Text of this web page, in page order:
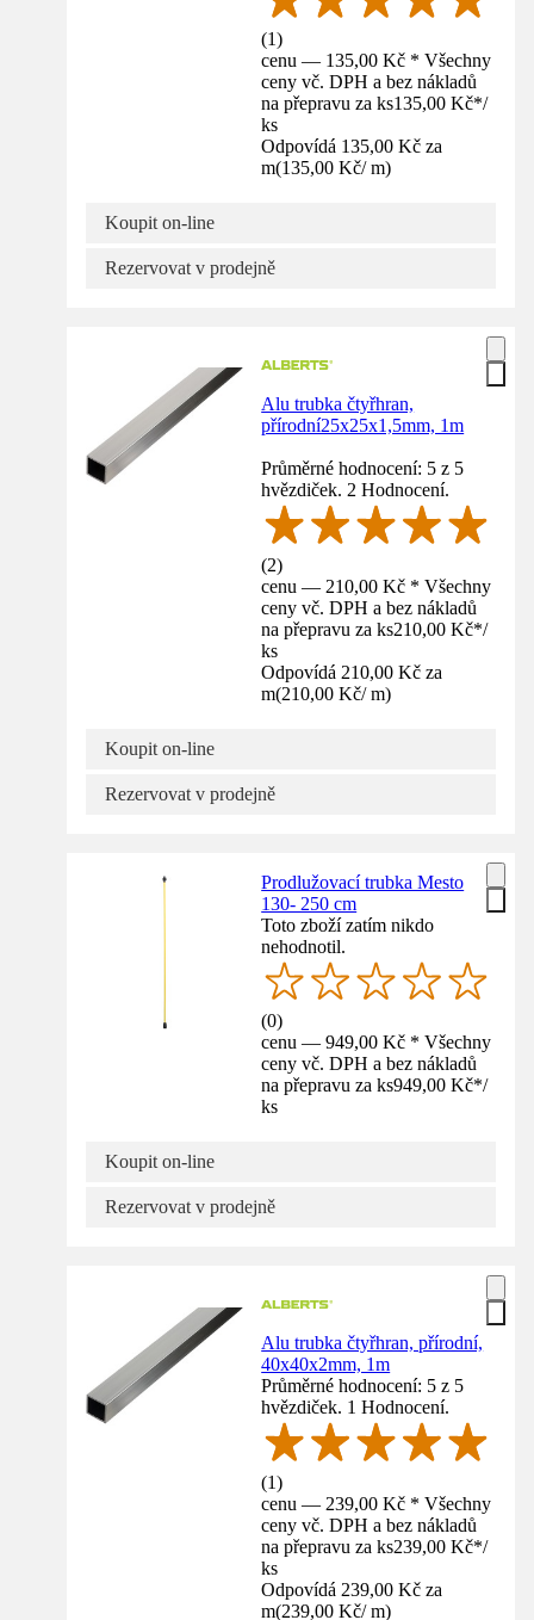
(1)
cenu — 135,00 Kč * Všechny
ceny vč. DPH a bez nákladů
na přepravu za ks135,00 Kč*/
ks
Odpovídá 135,00 Kč za
m(135,00 Kč/ m)
Koupit on-line
Rezervovat v prodejně
Alu trubka čtyřhran,
přírodní25x25x1,5mm, 1m
Průměrné hodnocení: 5 z 5
hvězdiček. 2 Hodnocení.
(2)
cenu — 210,00 Kč * Všechny
ceny vč. DPH a bez nákladů
na přepravu za ks210,00 Kč*/
ks
Odpovídá 210,00 Kč za
m(210,00 Kč/ m)
Koupit on-line
Rezervovat v prodejně
Prodlužovací trubka Mesto
130- 250 cm
Toto zboží zatím nikdo
nehodnotil.
(0)
cenu — 949,00 Kč * Všechny
ceny vč. DPH a bez nákladů
na přepravu za ks949,00 Kč*/
ks
Koupit on-line
Rezervovat v prodejně
Alu trubka čtyřhran, přírodní,
40x40x2mm, 1m
Průměrné hodnocení: 5 z 5
hvězdiček. 1 Hodnocení.
(1)
cenu — 239,00 Kč * Všechny
ceny vč. DPH a bez nákladů
na přepravu za ks239,00 Kč*/
ks
Odpovídá 239,00 Kč za
m(239,00 Kč/ m)